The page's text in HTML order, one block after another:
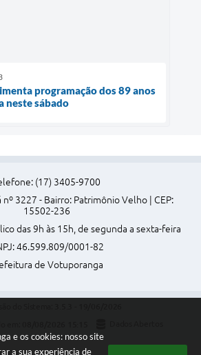
e os cookies: nosso site
a sua experiência de
programação dos 89 anos
neste sábado
(17) 3405-9700
nº 3227 - Bairro: Patrimônio Velho | CEP:
15502-236
das 9h às 15h, de segunda a sexta-feira
46.599.809/0001-82
de Votuporanga